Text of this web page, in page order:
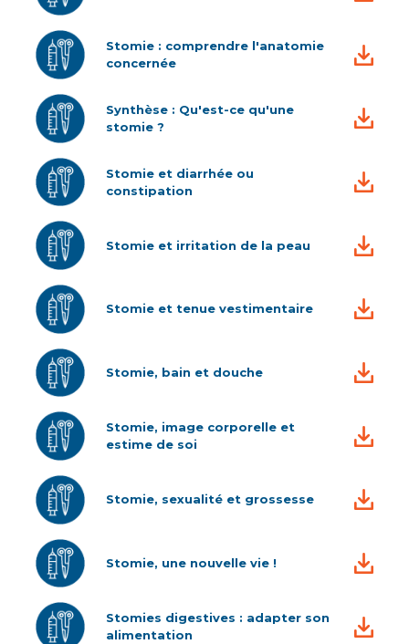
Stomie : comprendre l'anatomie
concernée
Synthèse : Qu'est-ce qu'une
stomie ?
Stomie et diarrhée ou
constipation
Stomie et irritation de la peau
Stomie et tenue vestimentaire
Stomie, bain et douche
Stomie, image corporelle et
estime de soi
Stomie, sexualité et grossesse
Stomie, une nouvelle vie !
Stomies digestives : adapter son
alimentation